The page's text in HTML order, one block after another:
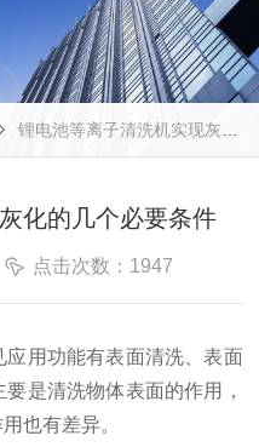
锂电池等离子清洗机实现灰化的几个必要条件
化的几个必要条件
点击次数：1947
应用功能有表面清洗、表面
是清洗物体表面的作用，
也有差异。